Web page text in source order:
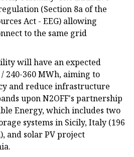
(Section 8a of the
Act - EEG) allowing
to the same grid
will have an expected
240-360 MWh, aiming to
and reduce infrastructure
upon N2OFF's partnership
Energy, which includes two
systems in Sicily, Italy (196
and solar PV project